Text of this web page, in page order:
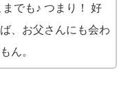
でも♪ つまり！ 好
、お父さんにも会わ
ん。